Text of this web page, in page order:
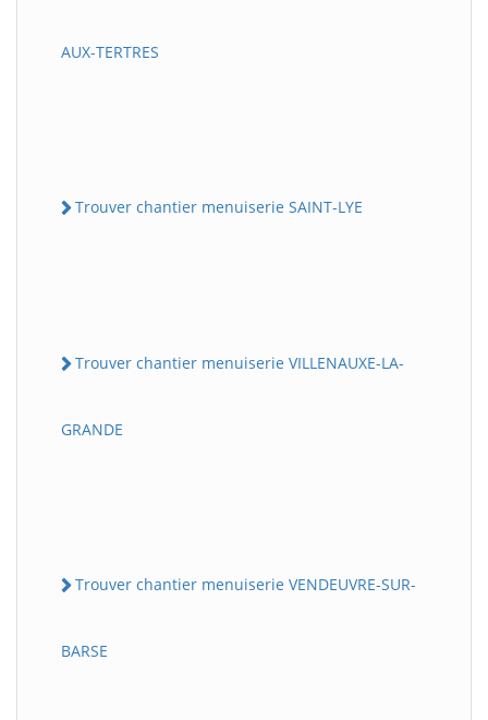
AUX-TERTRES
Trouver chantier menuiserie SAINT-LYE
Trouver chantier menuiserie VILLENAUXE-LA-
GRANDE
Trouver chantier menuiserie VENDEUVRE-SUR-
BARSE